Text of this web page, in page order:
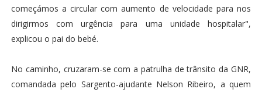
começámos a circular com aumento de velocidade para nos
dirigirmos com urgência para uma unidade hospitalar",
explicou o pai do bebé.
No caminho, cruzaram-se com a patrulha de trânsito da GNR,
comandada pelo Sargento-ajudante Nelson Ribeiro, a quem